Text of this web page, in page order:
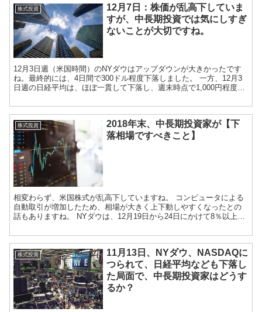
株式投資
12月7日：株価が乱高下していま
すが、中長期投資では気にしすぎ
ないことが大切ですね。
12月3日週（米国時間）のNYダウはアップダウンが大きかったです
ね。最終的には、4日間で300ドル程度下落しました。 一方、12月3
日週の日経平均は、ほぼ一貫して下落し、週末時点で1,000円程度下
株式投資
2018年末、中長期投資家が【下
落相場ですべきこと】
相変わらず、米国株式が乱高下していますね。 コンピュータによる
自動取引が増加したため、相場が大きく上下動しやすくなったとの
話もありますね。 NYダウは、12月19日から24日にかけて8％以上下
株式投資
11月13日、NYダウ、NASDAQに
つられて、日経平均なども下落し
た局面で、中長期投資家はどうす
るか？